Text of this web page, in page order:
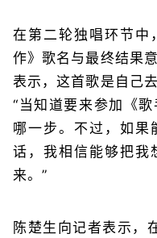
在第二轮独唱环节中
作》歌名与最终结果
表示，这首歌是自己
“当知道要来参加《
哪一步。不过，如果
话，我相信能够把我
来。”
陈楚生向记者表示，